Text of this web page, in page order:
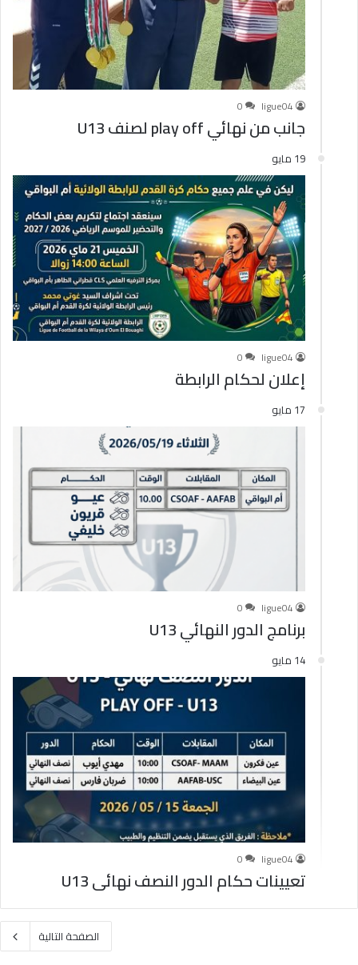
ligue04
0
جانب من نهائي play off لصنف U13
19 مايو
ligue04
0
إعلان لحكام الرابطة
17 مايو
ligue04
0
برنامج الدور النهائي U13
14 مايو
ligue04
0
تعيينات حكام الدور النصف نهائي U13
الصفحة التالية